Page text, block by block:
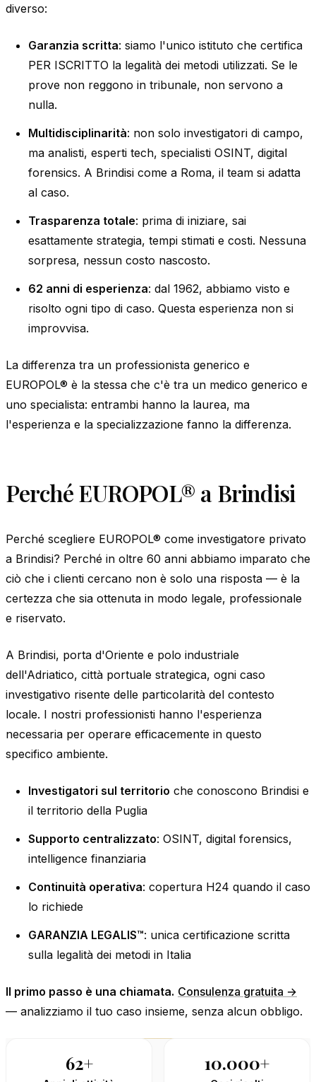
diverso:
Garanzia scritta: siamo l'unico istituto che certifica
PER ISCRITTO la legalità dei metodi utilizzati. Se le
prove non reggono in tribunale, non servono a
nulla.
Multidisciplinarità: non solo investigatori di campo,
ma analisti, esperti tech, specialisti OSINT, digital
forensics. A Brindisi come a Roma, il team si adatta
al caso.
Trasparenza totale: prima di iniziare, sai
esattamente strategia, tempi stimati e costi. Nessuna
sorpresa, nessun costo nascosto.
62 anni di esperienza: dal 1962, abbiamo visto e
risolto ogni tipo di caso. Questa esperienza non si
improvvisa.
La differenza tra un professionista generico e
EUROPOL® è la stessa che c'è tra un medico generico e
uno specialista: entrambi hanno la laurea, ma
l'esperienza e la specializzazione fanno la differenza.
Perché EUROPOL® a Brindisi
Perché scegliere EUROPOL® come investigatore privato
a Brindisi? Perché in oltre 60 anni abbiamo imparato che
ciò che i clienti cercano non è solo una risposta — è la
certezza che sia ottenuta in modo legale, professionale
e riservato.
A Brindisi, porta d'Oriente e polo industriale
dell'Adriatico, città portuale strategica, ogni caso
investigativo risente delle particolarità del contesto
locale. I nostri professionisti hanno l'esperienza
necessaria per operare efficacemente in questo
specifico ambiente.
Investigatori sul territorio che conoscono Brindisi e
il territorio della Puglia
Supporto centralizzato: OSINT, digital forensics,
intelligence finanziaria
Continuità operativa: copertura H24 quando il caso
lo richiede
GARANZIA LEGALIS™: unica certificazione scritta
sulla legalità dei metodi in Italia
Il primo passo è una chiamata. Consulenza gratuita →
— analizziamo il tuo caso insieme, senza alcun obbligo.
62+ 10.000+